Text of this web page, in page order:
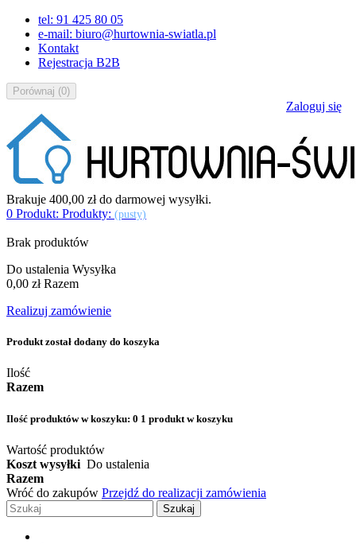
tel: 91 425 80 05
e-mail: biuro@hurtownia-swiatla.pl
Kontakt
Rejestracja B2B
Porównaj (0)
Zaloguj się
Brakuje 400,00 złdo darmowej wysyłki.
0 Produkt: Produkty: (pusty)
Brak produktów
Do ustalenia Wysyłka
0,00 zł Razem
Realizuj zamówienie
Produkt został dodany do koszyka
Ilość
Razem
Ilość produktów w koszyku: 0 1 produkt w koszyku
Wartość produktów
Koszt wysyłki Do ustalenia
Razem
Wróć do zakupów Przejdź do realizacji zamówienia
Szukaj